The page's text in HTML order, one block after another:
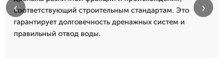
соответствующий строительным стандартам. Это
гарантирует долговечность дренажных систем и
правильный отвод воды.
‹ ›